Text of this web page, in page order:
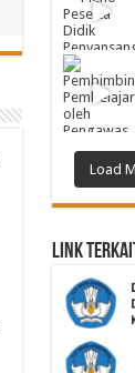
Load
Link